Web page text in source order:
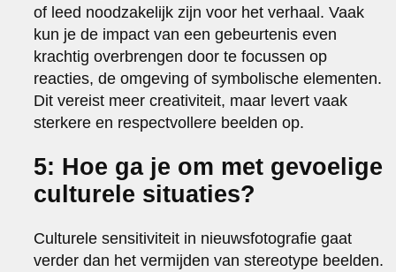
of leed noodzakelijk zijn voor het verhaal. Vaak
kun je de impact van een gebeurtenis even
krachtig overbrengen door te focussen op
reacties, de omgeving of symbolische elementen.
Dit vereist meer creativiteit, maar levert vaak
sterkere en respectvollere beelden op.
5: Hoe ga je om met gevoelige
culturele situaties?
Culturele sensitiviteit in nieuwsfotografie gaat
verder dan het vermijden van stereotype beelden.